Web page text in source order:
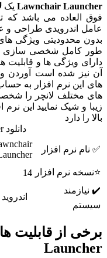
Lawnchairیکلانچر
طراحی و عرضه
ویژگی های خود
شخصی سازی نمایید.
ویژگی ها و قابلیت های
شده است آوردن ویژگی
نرم افزار به حساب می
لانچر را شخصی سازی
دارد
نرم افزار
Lawnchair
Launcher
نرم افزار 14